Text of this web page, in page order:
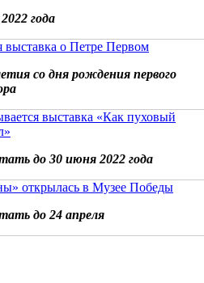
года
выставка о Петре Первом
со дня рождения первого
выставка «Как пуховый
до 30 июня 2022 года
открылась в Музее Победы
до 24 апреля